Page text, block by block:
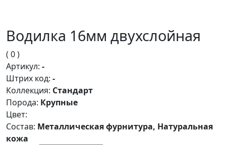
Водилка 16мм двухслойная
( 0 )
Артикул: -
Штрих код: -
Коллекция: Стандарт
Порода: Крупные
Цвет:
Состав: Металлическая фурнитура, Натуральная
кожа